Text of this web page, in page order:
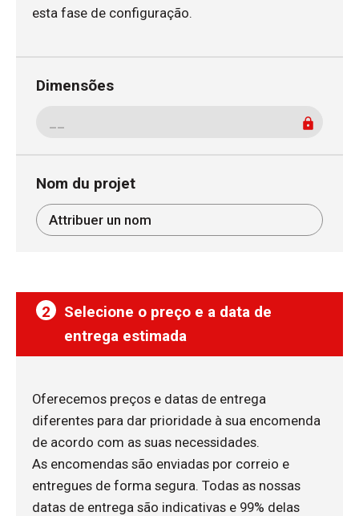
esta fase de configuração.
Dimensões
Nom du projet
2
Selecione o preço e a data de
entrega estimada
Oferecemos preços e datas de entrega
diferentes para dar prioridade à sua encomenda
de acordo com as suas necessidades.
As encomendas são enviadas por correio e
entregues de forma segura. Todas as nossas
datas de entrega são indicativas e 99% delas